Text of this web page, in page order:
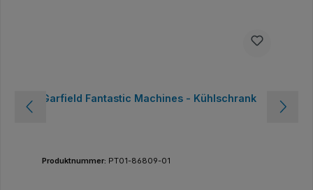
Garfield Fantastic Machines - Kühlschrank
Produktnummer: PT01-86809-01